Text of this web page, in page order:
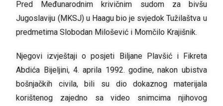
Pred Međunarodnim krivičnim sudom za bivšu
Jugoslaviju (MKSJ) u Haagu bio je svjedok Tužilaštva u
predmetima Slobodan Milošević i Momčilo Krajišnik.
Njegovi izvještaji o posjeti Biljane Plavšić i Fikreta
Abdića Bijeljini, 4. aprila 1992. godine, nakon ubistva
bošnjačkih civila, bili su dio dokaznog materijala
korištenog zajedno sa video snimcima njihovog